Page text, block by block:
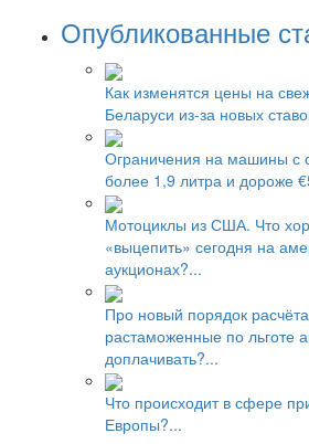
Опубликованные
Как изменятся цены на
Беларуси из-за новых
Ограничения на машины с
более 1,9 литра и дороже
Мотоциклы из США. Что
«выцепить» сегодня на
аукционах?...
Про новый порядок
растаможенные по льготе
доплачивать?...
Что происходит в сфере
Европы?...